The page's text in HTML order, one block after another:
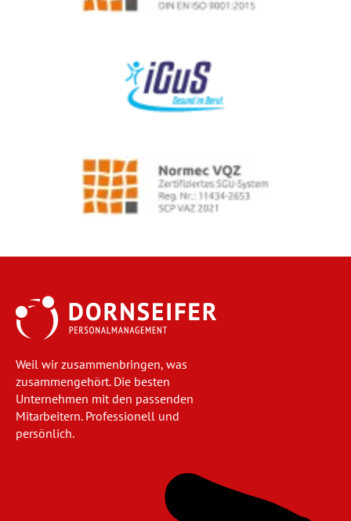
Weil wir zusammenbringen, was
zusammengehört. Die besten
Unternehmen mit den passenden
Mitarbeitern. Professionell und
persönlich.